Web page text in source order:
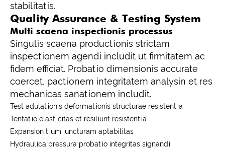
stabilitatis.
Quality Assurance & Testing System
Multi scaena inspectionis processus
Singulis scaena productionis strictam
inspectionem agendi includit ut firmitatem ac
fidem efficiat. Probatio dimensionis accurate
coercet, pactionem integritatem analysin et res
mechanicas sanationem includit.
Test adulationis deformationis structurae resistentia
Tentatio elasticitas et resiliunt resistentia
Expansion tium iuncturam aptabilitas
Hydraulica pressura probatio integritas signandi